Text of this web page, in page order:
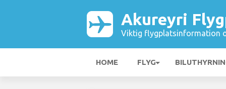
Akureyri
Viktig flygplatsinformation
HOME FLYG